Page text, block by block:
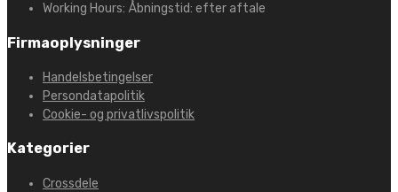
Working Hours: Åbningstid: efter aftale
Firmaoplysninger
Handelsbetingelser
Persondatapolitik
Cookie- og privatlivspolitik
Kategorier
Crossdele